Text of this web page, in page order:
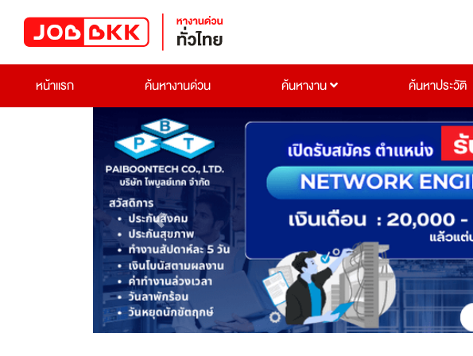
หน้าแรก
ค้นหางานด่วน ค้นหางาน ค้นหาประวัติ
Previous